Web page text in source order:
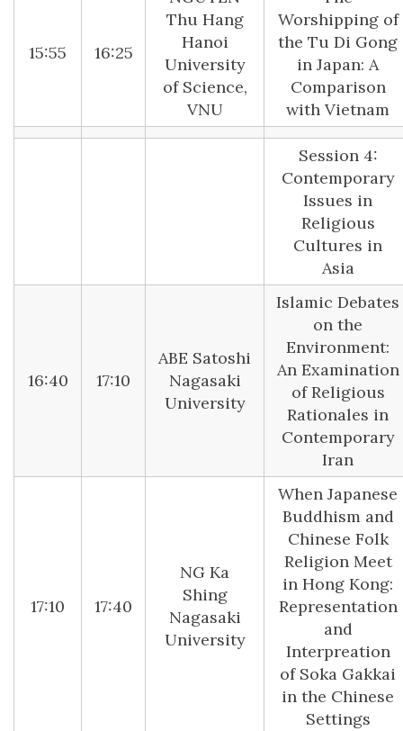
15:55 16:25
Thu Hang
Hanoi
University
of Science,
VNU
Worshipping of
the Tu Di Gong
in Japan: A
Comparison
with Vietnam
Session 4:
Contemporary
Issues in
Religious
Cultures in
Asia
16:40 17:10
ABE Satoshi
Nagasaki
University
Islamic Debates
on the
Environment:
An Examination
of Religious
Rationales in
Contemporary
Iran
17:10 17:40
NG Ka
Shing
Nagasaki
University
When Japanese
Buddhism and
Chinese Folk
Religion Meet
in Hong Kong:
Representation
and
Interpreation
of Soka Gakkai
in the Chinese
Settings